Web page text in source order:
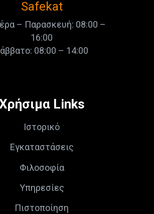
Safekat
– Παρασκευή: 08:00 –
16:00
08:00 – 14:00
Links
Ιστορικό
Εγκαταστάσεις
Φιλοσοφία
Υπηρεσίες
Πιστοποίηση